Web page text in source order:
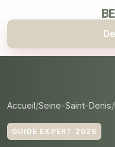
Accueil Seine-Saint-Denis
GUIDE EXPERT 2026